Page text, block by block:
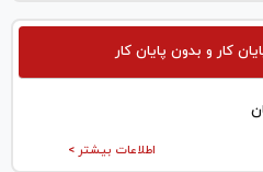
کار و بدون پایان کار
اطلاعات بیشتر >